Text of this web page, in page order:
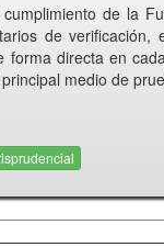
de la
de verificación,
forma directa en
medio de